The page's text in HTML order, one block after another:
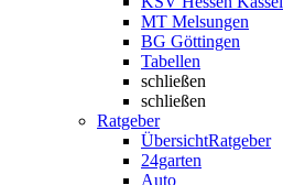
MT Melsungen
BG Göttingen
Tabellen
schließen
schließen
Ratgeber
ÜbersichtRatgeber
24garten
Auto